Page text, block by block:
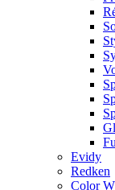
Evidy
Redken
Color